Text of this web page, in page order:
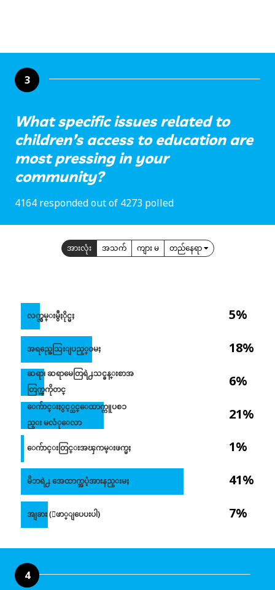
3
What specific issues related to
children’s access to education are
most pressing in your
community?
4164 responded out of 4273 polled
အားလုံး အသက် ကျား မ တည်နေရာ
5%
18%
6%
21%
1%
41%
7%
လက္လွမ္းမွီႏိုင္မႈ
အရည္အေသြးျပည့္ဝမႈ
ဆရာ၊ ဆရာမေတြရဲ႕သင္ခန္းစာအ
တြက္ၾကိုတင္
ေက်ာင္းႏွင့္သင္ေထာက္ကူပစၥ
ည္း မလံုေလာ
ေက်ာင္းတြင္းအၾကမ္းဖက္မႈ
မိဘရဲ႕ အေထာက္အပံ့အားနည္းမႈ
အျခား (ေဖာ္ျပေပးပါ)
4